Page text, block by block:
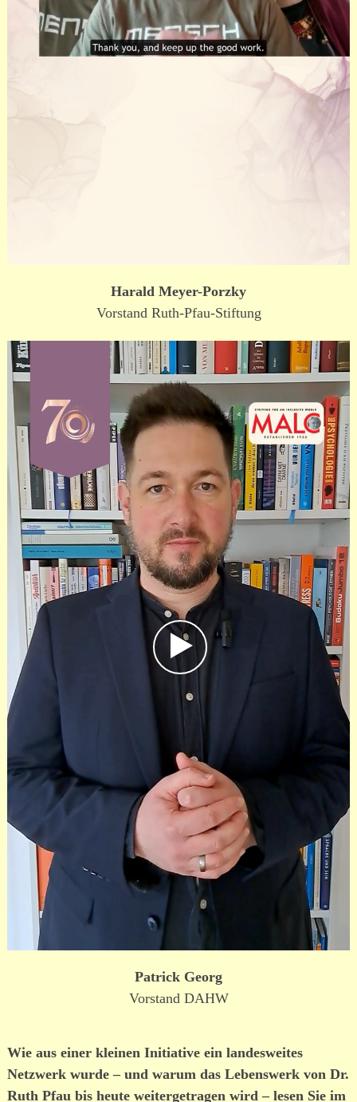
Harald Meyer-Porzky
Vorstand Ruth-Pfau-Stiftung
Patrick Georg
Vorstand DAHW
Wie aus einer kleinen Initiative ein landesweites
Netzwerk wurde – und warum das Lebenswerk von Dr.
Ruth Pfau bis heute weitergetragen wird – lesen Sie im